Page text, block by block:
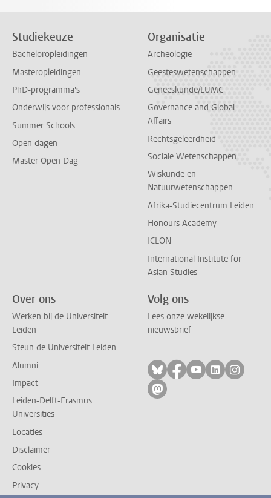
Studiekeuze
Bacheloropleidingen
Masteropleidingen
PhD-programma's
Onderwijs voor professionals
Summer Schools
Open dagen
Master Open Dag
Organisatie
Archeologie
Geesteswetenschappen
Geneeskunde/LUMC
Governance and Global
Affairs
Rechtsgeleerdheid
Sociale Wetenschappen
Wiskunde en
Natuurwetenschappen
Afrika-Studiecentrum Leiden
Honours Academy
ICLON
International Institute for
Asian Studies
Over ons
Werken bij de Universiteit
Leiden
Steun de Universiteit Leiden
Alumni
Impact
Leiden-Delft-Erasmus
Universities
Locaties
Disclaimer
Cookies
Privacy
Volg ons
Lees onze wekelijkse
nieuwsbrief
Volg ons op bluesky
Volg ons op
Volg ons op
Volg ons
Volg
Volg ons op mastodon